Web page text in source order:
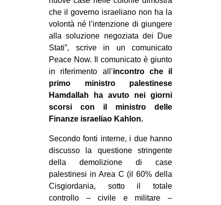
che il governo israeliano non ha la
volontà né l’intenzione di giungere
alla soluzione negoziata dei Due
Stati”, scrive in un comunicato
Peace Now. Il comunicato è giunto
in riferimento all’incontro che il
primo ministro palestinese
Hamdallah ha avuto nei giorni
scorsi con il ministro delle
Finanze israeliao Kahlon.
Secondo fonti interne, i due hanno
discusso la questione stringente
della demolizione di case
palestinesi in Area C (il 60% della
Cisgiordania, sotto il totale
controllo – civile e militare –